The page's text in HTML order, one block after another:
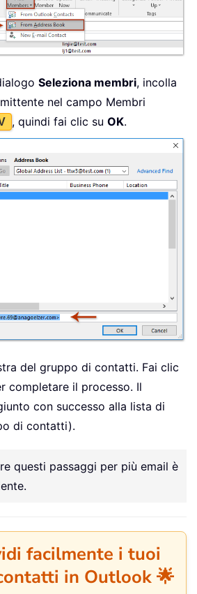
Seleziona membri, incolla
nel campo Membri
, quindi fai clic su OK.
del gruppo di contatti. Fai clic
completare il processo. Il
con successo alla lista di
di contatti).
questi passaggi per più email è
facilmente i tuoi
in Outlook 🌟